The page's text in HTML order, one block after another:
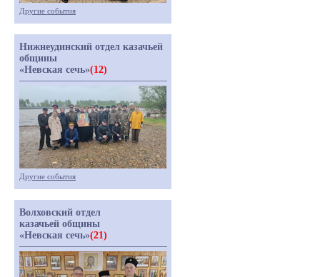
Другие события
Нижнеудинский отдел казачьей
общины
«Невская сечь»(12)
Другие события
Волховский отдел
казачьей общины
«Невская сечь»(21)